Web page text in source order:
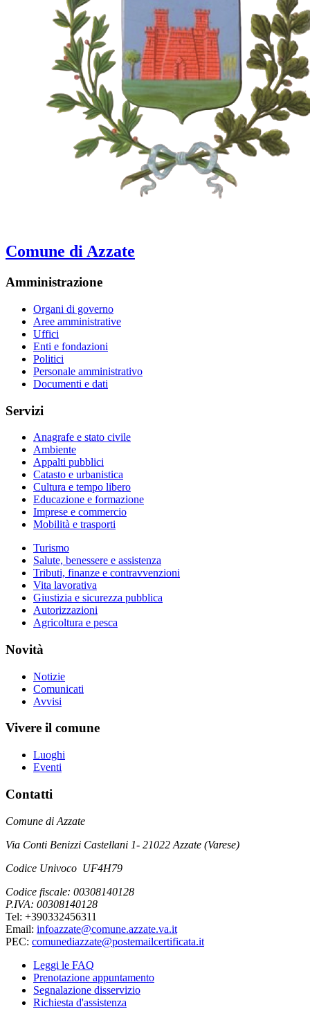
Comune di Azzate
Amministrazione
Organi di governo
Aree amministrative
Uffici
Enti e fondazioni
Politici
Personale amministrativo
Documenti e dati
Servizi
Anagrafe e stato civile
Ambiente
Appalti pubblici
Catasto e urbanistica
Cultura e tempo libero
Educazione e formazione
Imprese e commercio
Mobilità e trasporti
Turismo
Salute, benessere e assistenza
Tributi, finanze e contravvenzioni
Vita lavorativa
Giustizia e sicurezza pubblica
Autorizzazioni
Agricoltura e pesca
Novità
Notizie
Comunicati
Avvisi
Vivere il comune
Luoghi
Eventi
Contatti
Comune di Azzate
Via Conti Benizzi Castellani 1- 21022 Azzate (Varese)
Codice Univoco UF4H79
Codice fiscale: 00308140128
P.IVA: 00308140128
Tel: +390332456311
Email: infoazzate@comune.azzate.va.it
PEC: comunediazzate@postemailcertificata.it
Leggi le FAQ
Prenotazione appuntamento
Segnalazione disservizio
Richiesta d'assistenza